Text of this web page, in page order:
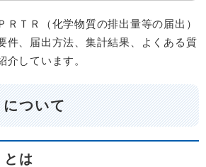
ＴＲ（化学物質の排出量等の届出）
件、届出方法、集計結果、よくある質
介しています。
ついて
は